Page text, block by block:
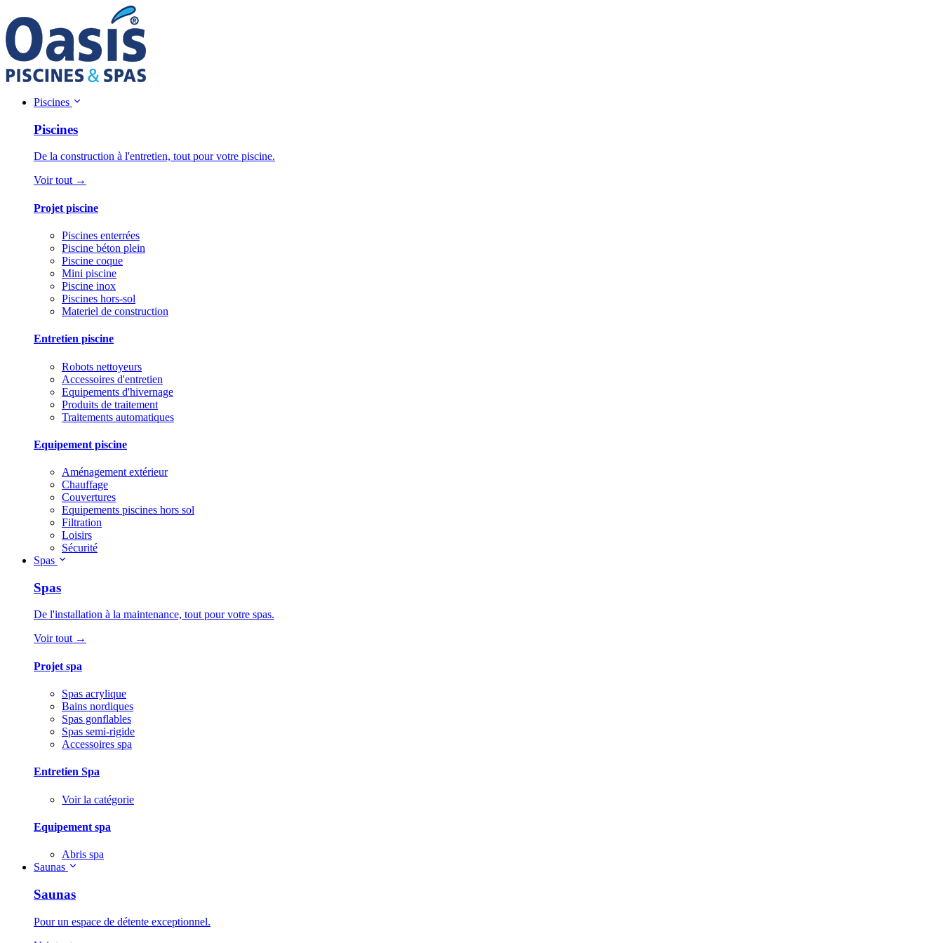
Piscines
Piscines
De la construction à l'entretien, tout pour votre piscine.
Voir tout →
Projet piscine
Piscines enterrées
Piscine béton plein
Piscine coque
Mini piscine
Piscine inox
Piscines hors-sol
Materiel de construction
Entretien piscine
Robots nettoyeurs
Accessoires d'entretien
Equipements d'hivernage
Produits de traitement
Traitements automatiques
Equipement piscine
Aménagement extérieur
Chauffage
Couvertures
Equipements piscines hors sol
Filtration
Loisirs
Sécurité
Spas
Spas
De l'installation à la maintenance, tout pour votre spas.
Voir tout →
Projet spa
Spas acrylique
Bains nordiques
Spas gonflables
Spas semi-rigide
Accessoires spa
Entretien Spa
Voir la catégorie
Equipement spa
Abris spa
Saunas
Saunas
Pour un espace de détente exceptionnel.